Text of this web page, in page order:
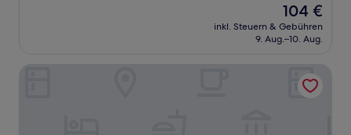
Der
Preis
beträgt
104 €
inkl. Steuern & Gebühren
9. Aug.–10. Aug.